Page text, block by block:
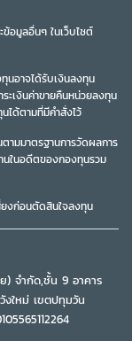
อมูลอื่นๆ ในเว็บไซต์
นอาจได้รับเงินลงทุน
ะเงินค่าขายคืนหน่วยลงทุน
ได้ตามที่มีคำสั่งไว้
ามมาตรฐานการวัดผลการ
นในอดีตของกองทุนรวม
ยงก่อนตัดสินใจลงทุน
) จำกัด,ชั้น 9 อาคาร
ใหม่ เขตปทุมวัน